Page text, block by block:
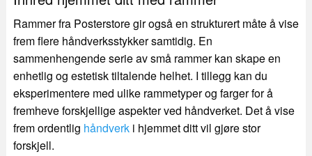
Rammer fra Posterstore gir også en strukturert måte å vise
frem flere håndverksstykker samtidig. En
sammenhengende serie av små rammer kan skape en
enhetlig og estetisk tiltalende helhet. I tillegg kan du
eksperimentere med ulike rammetyper og farger for å
fremheve forskjellige aspekter ved håndverket. Det å vise
frem ordentlig håndverki hjemmet ditt vil gjøre stor
forskjell.